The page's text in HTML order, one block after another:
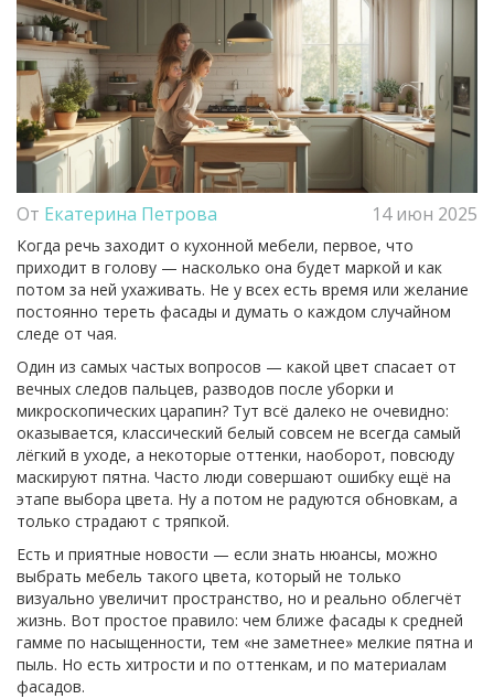
От Екатерина Петрова 14 июн 2025
Когда речь заходит о кухонной мебели, первое, что
приходит в голову — насколько она будет маркой и как
потом за ней ухаживать. Не у всех есть время или желание
постоянно тереть фасады и думать о каждом случайном
следе от чая.
Один из самых частых вопросов — какой цвет спасает от
вечных следов пальцев, разводов после уборки и
микроскопических царапин? Тут всё далеко не очевидно:
оказывается, классический белый совсем не всегда самый
лёгкий в уходе, а некоторые оттенки, наоборот, повсюду
маскируют пятна. Часто люди совершают ошибку ещё на
этапе выбора цвета. Ну а потом не радуются обновкам, а
только страдают с тряпкой.
Есть и приятные новости — если знать нюансы, можно
выбрать мебель такого цвета, который не только
визуально увеличит пространство, но и реально облегчёт
жизнь. Вот простое правило: чем ближе фасады к средней
гамме по насыщенности, тем «не заметнее» мелкие пятна и
пыль. Но есть хитрости и по оттенкам, и по материалам
фасадов.